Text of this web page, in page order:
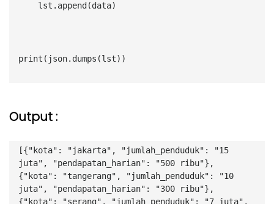
    lst.append(data)
print(json.dumps(lst))
Output :
[{"kota": "jakarta", "jumlah_penduduk": "15
juta", "pendapatan_harian": "500 ribu"},
{"kota": "tangerang", "jumlah_penduduk": "10
juta", "pendapatan_harian": "300 ribu"},
{"kota": "serang", "jumlah_penduduk": "7 juta",